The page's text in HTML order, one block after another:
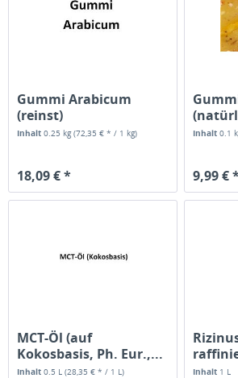
Gummi Arabicum
(reinst)
Inhalt0.25 kg(72,35 € * / 1 kg)
18,09 € *
Inhalt0.1
9,99 €
MCT-Öl (auf
Kokosbasis, Ph. Eur.,...
Inhalt0.5 L(28,35 € * / 1 L) Inhalt 1 L